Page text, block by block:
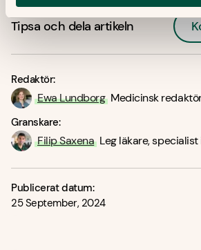
Tipsa och dela artikeln
Redaktör:
Ewa Lundborg Medicinsk
Granskare:
Filip Saxena Leg läkare,
Publicerat datum:
25 September, 2024